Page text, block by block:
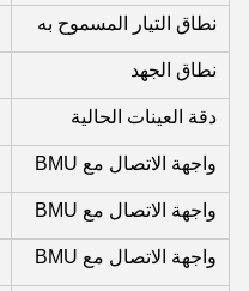
نطاق التيار المسموح به
نطاق الجهد
دقة العينات الحالية
واجهة الاتصال مع BMU
واجهة الاتصال مع BMU
واجهة الاتصال مع BMU